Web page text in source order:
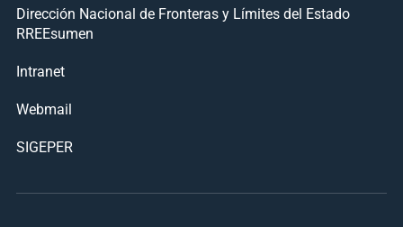
Dirección Nacional de Fronteras y Límites del Estado
RREEsumen
Intranet
Webmail
SIGEPER